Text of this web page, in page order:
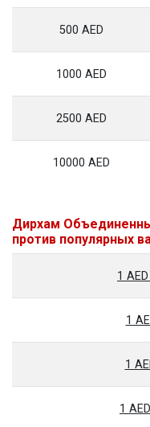
500 AED
1000 AED
2500 AED
10000 AED
Дирхам
против популярных
1
1
1
1